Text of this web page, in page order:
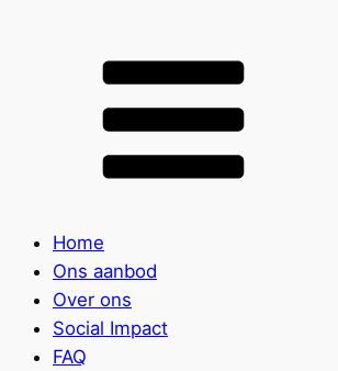
Home
Ons aanbod
Over ons
Social Impact
FAQ